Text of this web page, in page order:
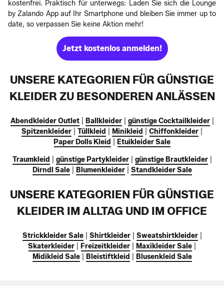
kostenfrei. Praktisch für unterwegs: Laden Sie sich die Lounge
by Zalando App auf Ihr Smartphone und bleiben Sie immer up to
date, so verpassen Sie keine Aktion mehr!
Jetzt kostenlos anmelden!
UNSERE KATEGORIEN FÜR GÜNSTIGE
KLEIDER ZU BESONDEREN ANLÄSSEN
Abendkleider Outlet| Ballkleider| günstige Cocktailkleider|
Spitzenkleider
Tüllkleid Minikleid Chiffonkleider
Paper Dolls Kleid
Etuikleider Sale
Traumkleid günstige Partykleider| günstige Brautkleider|
Dirndl Sale| Blumenkleider| Standkleider Sale
UNSERE KATEGORIEN FÜR GÜNSTIGE
KLEIDER IM ALLTAG UND IM OFFICE
Strickkleider Sale| Shirtkleider| Sweatshirtkleider|
Skaterkleider
Freizeitkleider Maxikleider Sale
Midikleid Sale| Bleistiftkleid Blusenkleid Sale